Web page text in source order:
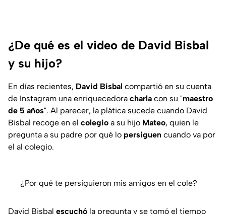
¿De qué es el video de David Bisbal
y su hijo?
En días recientes, David Bisbal compartió en su cuenta
de Instagram una enriquecedora charla con su "maestro
de 5 años". Al parecer, la plática sucede cuando David
Bisbal recoge en el colegio a su hijo Mateo, quien le
pregunta a su padre por qué lo persiguen cuando va por
el al colegio.
¿Por qué te persiguieron mis amigos en el cole?
David Bisbal escuchó la pregunta y se tomó el tiempo